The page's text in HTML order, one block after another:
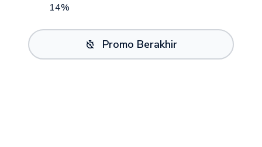
14%
Promo Berakhir